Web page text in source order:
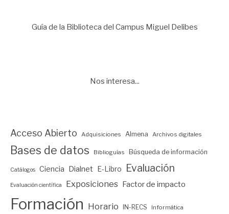
Guía de la Biblioteca del Campus Miguel Delibes
Nos interesa...
Acceso Abierto Adquisiciones Almena Archivos digitales
Bases de datos Biblioguías Búsqueda de información
Catálogos Ciencia Dialnet E-Libro Evaluación
Evaluación científica Exposiciones Factor de impacto
Formación Horario IN-RECS Informática